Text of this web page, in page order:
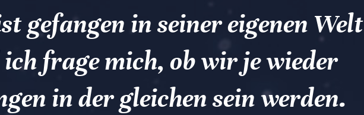
gefangen in seiner eigenen Welt
frage mich, ob wir je wieder
in der gleichen sein werden.